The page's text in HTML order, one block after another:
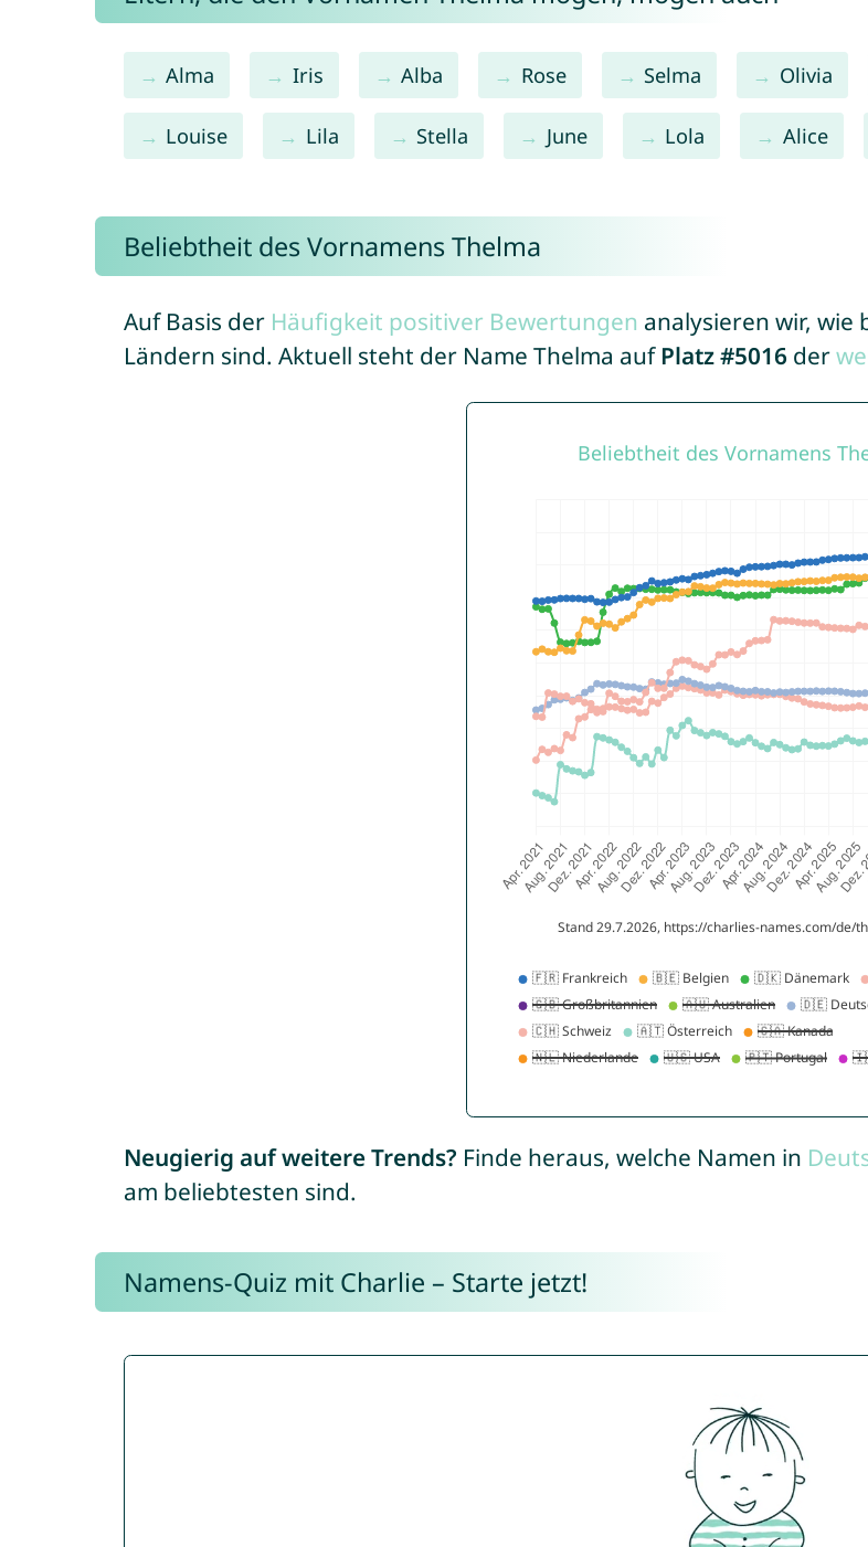
Alma Iris Alba Rose Selma Olivia
Louise Lila Stella June Lola Alice
Beliebtheit des Vornamens Thelma
Auf Basis der Häufigkeit positiver Bewertungen analysieren wir, wie
Ländern sind. Aktuell steht der Name Thelma auf Platz #5016 der
Neugierig auf weitere Trends? Finde heraus, welche Namen in
am beliebtesten sind.
Namens-Quiz mit Charlie – Starte jetzt!